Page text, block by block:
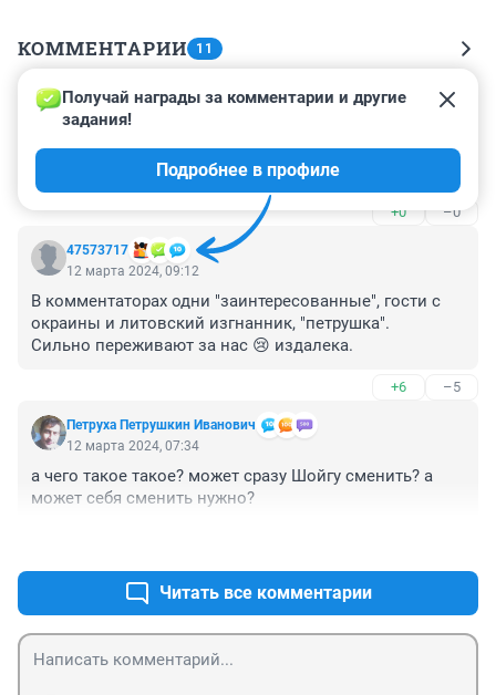
КОММЕНТАРИИ 11
Гость
12 марта 2024, 09:49
Предыдущие зАмы не по чину брали? "Шура,
запускайте Булыгу!" 😁
+0 –0
47573717
Получай награды за комментарии и другие
задания!
Подробнее в профиле
12 марта 2024, 09:12
В комментаторах одни "заинтересованные", гости с
окраины и литовский изгнанник, "петрушка".
Сильно переживают за нас 😢 издалека.
+6 –5
Петруха Петрушкин Иванович
12 марта 2024, 07:34
а чего такое такое? может сразу Шойгу сменить? а
может себя сменить нужно?
Читать все комментарии